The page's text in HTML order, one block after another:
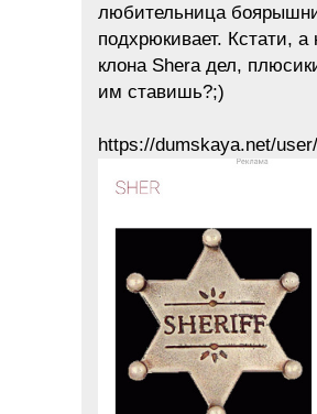
любительница
подхрюкивает. Кстати, а
клона Shera дел,
им ставишь?;)
https://dumskaya.net/